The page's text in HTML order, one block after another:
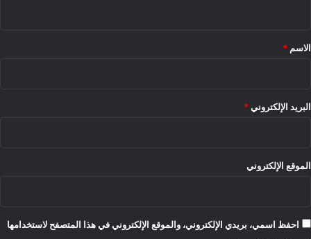
*
الاسم *
البريد الإلكتروني *
الموقع الإلكتروني
احفظ اسمي، بريدي الإلكتروني، والموقع الإلكتروني في هذا المتصفح لاستخدامها